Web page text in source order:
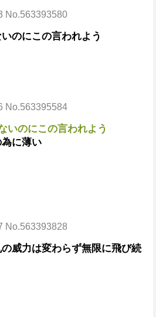
No.563393580
のにこの言われよう
No.563395584
いのにこの言われよう
に薄い
No.563393828
威力は変わらず無限に飛び続